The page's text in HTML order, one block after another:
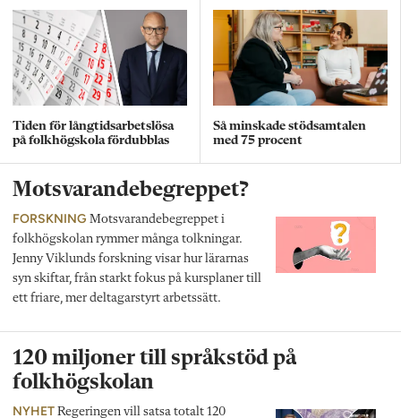
Tiden för långtidsarbetslösa
på folkhögskola fördubblas
Så minskade stödsamtalen
med 75 procent
Motsvarandebegreppet?
FORSKNING Motsvarandebegreppet i
folkhögskolan rymmer många tolkningar.
Jenny Viklunds forskning visar hur lärarnas
syn skiftar, från starkt fokus på kursplaner till
ett friare, mer deltagarstyrt arbetssätt.
120 miljoner till språkstöd på
folkhögskolan
NYHET Regeringen vill satsa totalt 120